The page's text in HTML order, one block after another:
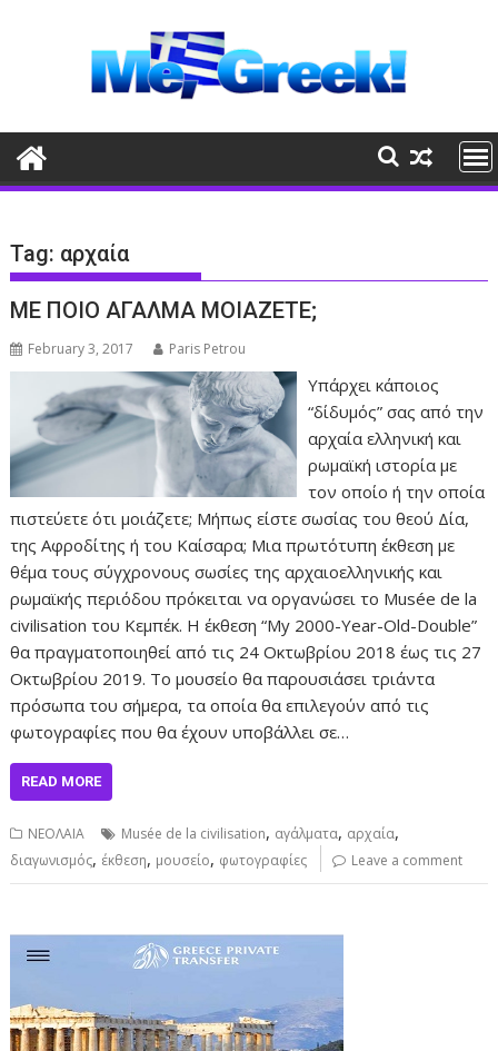
Tag: αρχαία
ΜΕ ΠΟΙΟ ΑΓΑΛΜΑ ΜΟΙΑΖΕΤΕ;
February 3, 2017 Paris Petrou
Υπάρχει κάποιος
“δίδυμός” σας από την
αρχαία ελληνική και
ρωμαϊκή ιστορία με
τον οποίο ή την οποία
πιστεύετε ότι μοιάζετε; Μήπως είστε σωσίας του θεού Δία,
της Αφροδίτης ή του Καίσαρα; Μια πρωτότυπη έκθεση με
θέμα τους σύγχρονους σωσίες της αρχαιοελληνικής και
ρωμαϊκής περιόδου πρόκειται να οργανώσει το Musée de la
civilisation του Κεμπέκ. Η έκθεση “My 2000-Year-Old-Double”
θα πραγματοποιηθεί από τις 24 Οκτωβρίου 2018 έως τις 27
Οκτωβρίου 2019. Το μουσείο θα παρουσιάσει τριάντα
πρόσωπα του σήμερα, τα οποία θα επιλεγούν από τις
φωτογραφίες που θα έχουν υποβάλλει σε…
READ MORE
ΝΕΟΛΑΙΑ Musée de la civilisation, αγάλματα, αρχαία,
διαγωνισμός, έκθεση, μουσείο, φωτογραφίες Leave a comment